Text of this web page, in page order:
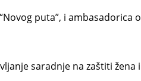
puta”, i
saradnje na zaštiti žena